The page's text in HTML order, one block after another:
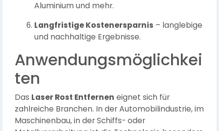
Aluminium und mehr.
Langfristige Kostenersparnis – langlebige
und nachhaltige Ergebnisse.
Anwendungsmöglichkei
ten
Das Laser Rost Entfernen eignet sich für
zahlreiche Branchen. In der Automobilindustrie, im
Maschinenbau, in der Schiffs- oder